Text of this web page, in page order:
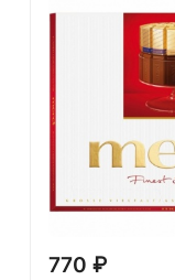
770 ₽